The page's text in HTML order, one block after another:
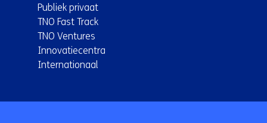
Publiek privaat
TNO Fast Track
TNO Ventures
Innovatiecentra
Internationaal